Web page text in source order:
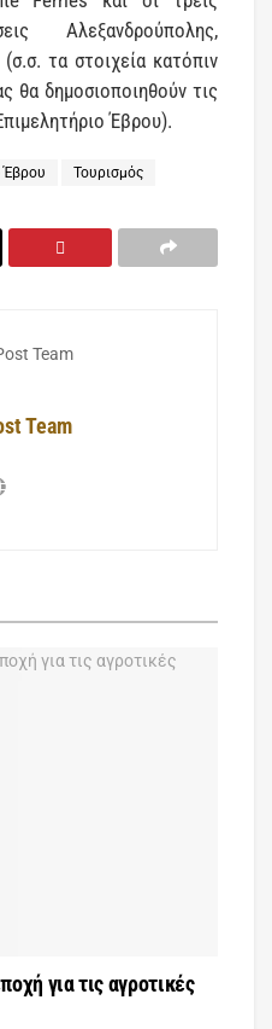
Αλεξανδρούπολης,
τα στοιχεία κατόπιν
θα δημοσιοποιηθούν τις
Έβρου).
Έβρου Τουρισμός
Team
για τις αγροτικές